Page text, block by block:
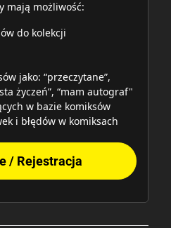
mają możliwość:
do kolekcji
jako: “przeczytane”,
życzeń”, “mam autograf"
w bazie komiksów
i błędów w komiksach
/ Rejestracja